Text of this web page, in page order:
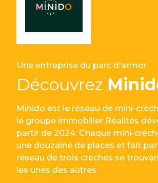
Une entreprise du parc d'armor
Découvrez
Minido est le réseau de mini-
le groupe immobilier Réalités
partir de 2024. Chaque mini-
une douzaine de places et fait
réseau de trois crèches se
les unes des autres.